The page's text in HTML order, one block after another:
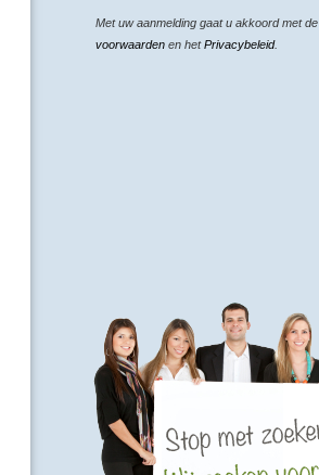
Met uw aanmelding gaat u akkoord met de
voorwaarden en hetPrivacybeleid.